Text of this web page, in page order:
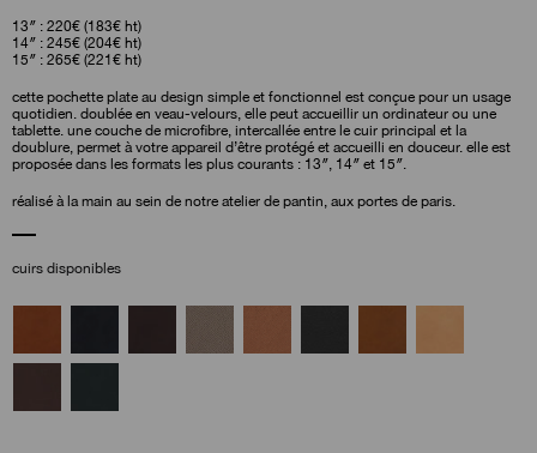
euros
13″ : 220€ (183€ ht)
14″ : 245€ (204€ ht)
15″ : 265€ (221€ ht)
cette pochette plate au design simple et fonctionnel est conçue pour un usage
quotidien. doublée en veau-velours, elle peut accueillir un ordinateur ou une
tablette. une couche de microfibre, intercallée entre le cuir principal et la
doublure, permet à votre appareil d’être protégé et accueilli en douceur. elle est
proposée dans les formats les plus courants : 13″, 14″ et 15″.
réalisé à la main au sein de notre atelier de pantin, aux portes de paris.
cuirs disponibles